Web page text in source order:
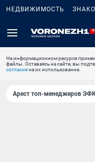
НЕДВИЖИМОСТЬ
На информационном ресурсе
файлы. Оставаясь на сайте, вы
согласиена их использование.
Арест топ-менеджеров